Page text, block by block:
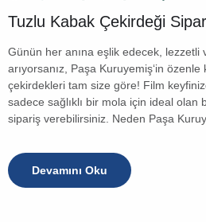
Tuzlu Kabak Çekirdeği
Günün her anına eşlik edecek, lezzetli
arıyorsanız, Paşa Kuruyemiş‘in
çekirdekleri tam size göre! Film
sadece sağlıklı bir mola için ideal olan
sipariş verebilirsiniz. Neden Paşa
Devamını Oku